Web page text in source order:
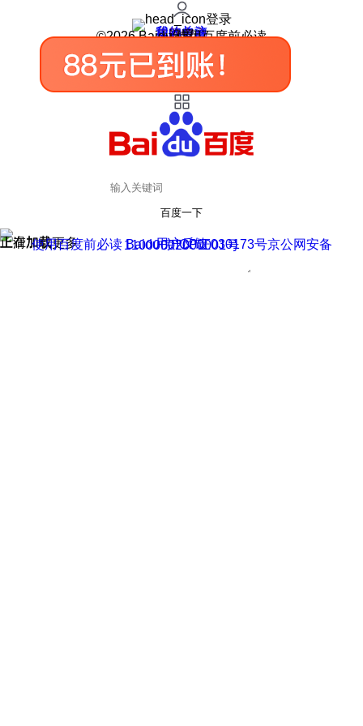
登录
我的关注
我的收藏
皮肤中心
用户反馈
设置
©2026 Baidu 使用百度前必读
百度一下
正在加载
上滑加载更多 用户反馈
使用百度前必读 Baidu 京ICP证030173号
京公网安备11000002000001号